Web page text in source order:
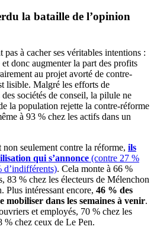
la bataille de l’opinion
à cacher ses véritables intentions :
donc augmenter la part des profits
au projet avorté de contre-
lisible. Malgré les efforts de
sociétés de conseil, la pilule ne
la population rejette la contre-réforme
à 93 % chez les actifs dans un
seulement contre la réforme, ils
qui s’annonce (contre 27 %
d’indifférents). Cela monte à 66 %
83 % chez les électeurs de Mélenchon
Plus intéressant encore, 46 % des
mobiliser dans les semaines à venir.
et employés, 70 % chez les
% chez ceux de Le Pen.